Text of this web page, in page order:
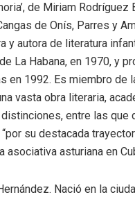
de Miriam
de Onís, Parres y
y autora de literatura
La Habana, en 1970, y
en 1992. Es miembro de
vasta obra literaria,
entre las que
su destacada
asociativa asturiana en
Nació en la